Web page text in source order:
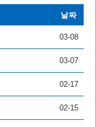
날짜
03-08
03-07
02-17
02-15